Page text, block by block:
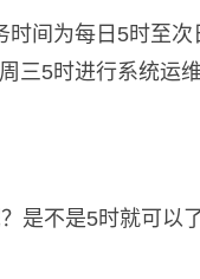
间为每日5时至
三5时进行系统运维
是不是5时就可以了